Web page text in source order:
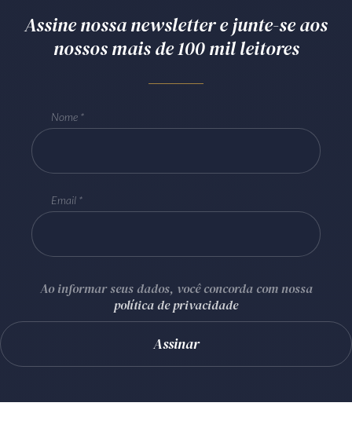
Assine nossa newsletter e junte-se aos
nossos mais de 100 mil leitores
Nome
Email
Ao informar seus dados, você concorda com nossa
política de privacidade